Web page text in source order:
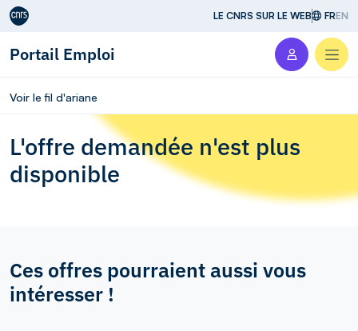
Aller au contenu LE CNRS SUR LE WEB FREN
Portail Emploi
Voir le fil d'ariane
L'offre demandée n'est plus
disponible
Ces offres pourraient aussi vous
intéresser !